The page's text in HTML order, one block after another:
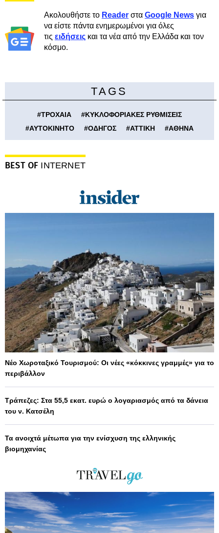
Ακολουθήστε το Reader στα Google News για
να είστε πάντα ενημερωμένοι για όλες
τις ειδήσεις και τα νέα από την Ελλάδα και τον
κόσμο.
TAGS
#ΤΡΟΧΑΙΑ #ΚΥΚΛΟΦΟΡΙΑΚΕΣ ΡΥΘΜΙΣΕΙΣ
#ΑΥΤΟΚΙΝΗΤΟ #ΟΔΗΓΟΣ #ΑΤΤΙΚΗ #ΑΘΗΝΑ
BEST OF INTERNET
Νέο Χωροταξικό Τουρισμού: Οι νέες «κόκκινες γραμμές» για το
περιβάλλον
Τράπεζες: Στα 55,5 εκατ. ευρώ ο λογαριασμός από τα δάνεια
του ν. Κατσέλη
Τα ανοιχτά μέτωπα για την ενίσχυση της ελληνικής
βιομηχανίας